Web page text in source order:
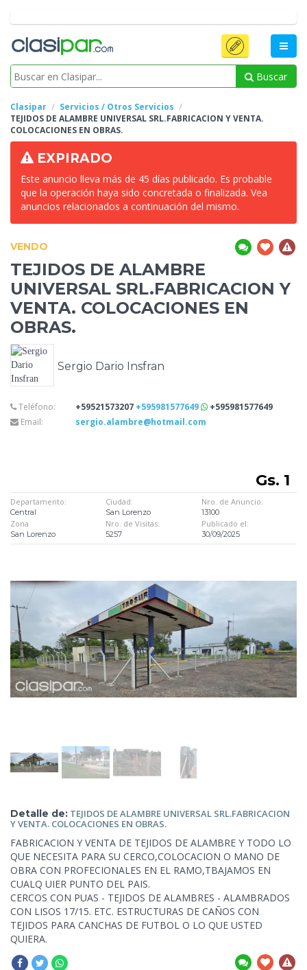
Buscar
Clasipar
Servicios / Otros Servicios
TEJIDOS DE ALAMBRE UNIVERSAL SRL.FABRICACION Y VENTA.
COLOCACIONES EN OBRAS.
EXPIRADO
Este anuncio lleva más de 45 días publicado. Es probable
que la operación haya sido concretada o finalizada. Vea
anuncios relacionados a continuación del mismo.
VENDO
TEJIDOS DE ALAMBRE
UNIVERSAL SRL.FABRICACION Y
VENTA. COLOCACIONES EN
OBRAS.
Sergio Dario Insfran
Teléfono: +59521573207 +595981577649
+595981577649
Email:
sergio.alambre@hotmail.com
Gs. 1
Departamento:
Central
Ciudad:
San Lorenzo
Nro. de Anuncio:
13100
Zona
San Lorenzo
Nro. de Visitas:
5257
Publicado el:
30/09/2025
Detalle de: TEJIDOS DE ALAMBRE UNIVERSAL SRL.FABRICACION
Y VENTA. COLOCACIONES EN OBRAS.
FABRICACION Y VENTA DE TEJIDOS DE ALAMBRE Y TODO LO
QUE NECESITA PARA SU CERCO,COLOCACION O MANO DE
OBRA CON PROFECIONALES EN EL RAMO,TBAJAMOS EN
CUALQ UIER PUNTO DEL PAIS.
CERCOS CON PUAS - TEJIDOS DE ALAMBRES - ALAMBRADOS
CON LISOS 17/15. ETC. ESTRUCTURAS DE CAÑOS CON
TEJIDOS PARA CANCHAS DE FUTBOL O LO QUE USTED
QUIERA.